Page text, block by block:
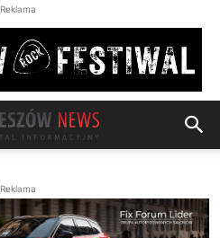
Reklama
Reklama